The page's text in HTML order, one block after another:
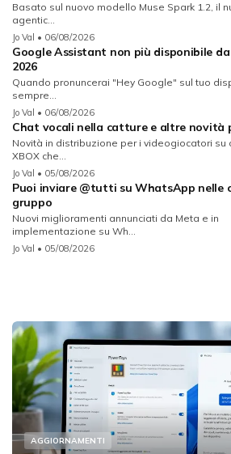
Basato sul nuovo modello Muse Spark 1.2, il
agentic...
Jo Val • 06/08/2026
Google Assistant non più disponibile
2026
Quando pronuncerai "Hey Google" sul tuo
sempre...
Jo Val • 06/08/2026
Chat vocali nella catture e altre novità
Novità in distribuzione per i videogiocatori su
XBOX che...
Jo Val • 05/08/2026
Puoi inviare @tutti su WhatsApp nelle
gruppo
Nuovi miglioramenti annunciati da Meta e in
implementazione su Wh...
Jo Val • 05/08/2026
AGGIORNAMENTI